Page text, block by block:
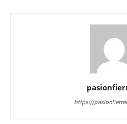
https://